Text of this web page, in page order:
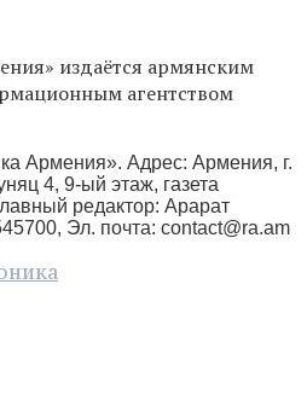
издаётся армянским
агентством
Армения». Адрес: Армения, г.
4, 9-ый этаж, газета
редактор: Арарат
Эл. почта: contact@ra.am